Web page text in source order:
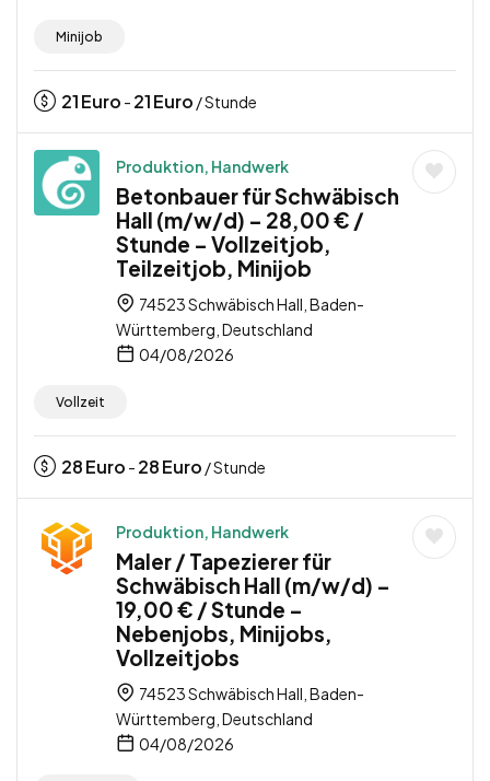
Minijob
21Euro - 21Euro / Stunde
Produktion, Handwerk
Betonbauer für Schwäbisch
Hall (m/w/d) – 28,00 € /
Stunde – Vollzeitjob,
Teilzeitjob, Minijob
74523 Schwäbisch Hall, Baden-
Württemberg, Deutschland
04/08/2026
Vollzeit
28Euro - 28Euro / Stunde
Produktion, Handwerk
Maler / Tapezierer für
Schwäbisch Hall (m/w/d) –
19,00 € / Stunde –
Nebenjobs, Minijobs,
Vollzeitjobs
74523 Schwäbisch Hall, Baden-
Württemberg, Deutschland
04/08/2026